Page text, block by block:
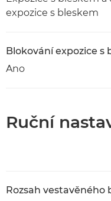
expozice s bleskem
Blokování expozice s
Ano
Ruční
Rozsah vestavěného